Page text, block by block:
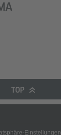
TOP
Einstellungen